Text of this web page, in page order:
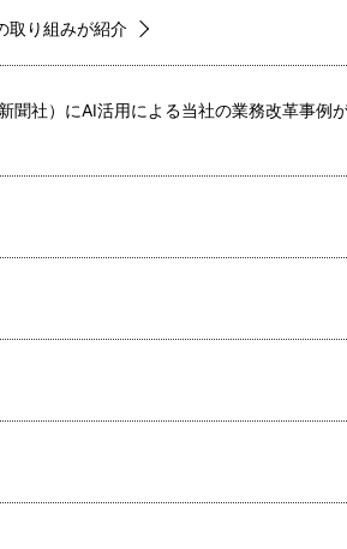
取り組みが紹介
社）にAI活用による当社の業務改革事例